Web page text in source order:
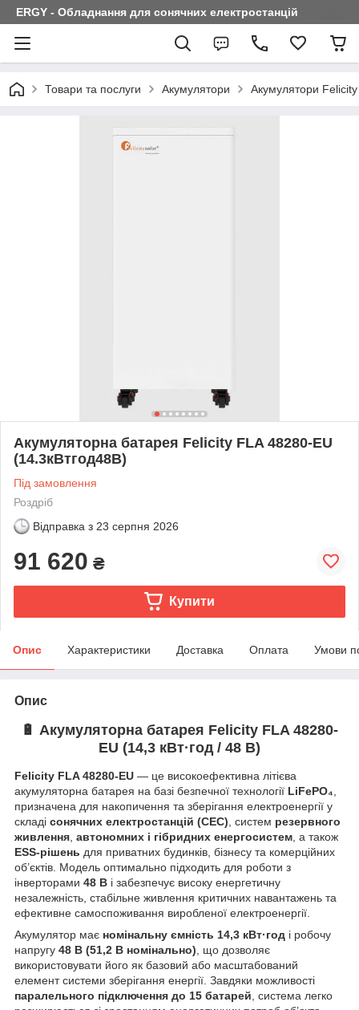
ERGY - Обладнання для сонячних електростанцій
Товари та послуги Акумулятори Акумулятори Felicity
Акумуляторна батарея Felicity FLA 48280-EU
(14.3кВтгод48В)
Під замовлення
Роздріб
Відправка з 23 серпня 2026
91 620 ₴
Купити
Опис Характеристики Доставка Оплата Умови
Опис
🔋 Акумуляторна батарея Felicity FLA 48280-
EU (14,3 кВт·год / 48 В)
Felicity FLA 48280-EU — це високоефективна літієва
акумуляторна батарея на базі безпечної технології LiFePO₄,
призначена для накопичення та зберігання електроенергії у
складі сонячних електростанцій (СЕС), систем резервного
живлення, автономних і гібридних енергосистем, а також
ESS-рішень для приватних будинків, бізнесу та комерційних
об’єктів. Модель оптимально підходить для роботи з
інверторами 48 В і забезпечує високу енергетичну
незалежність, стабільне живлення критичних навантажень та
ефективне самоспоживання виробленої електроенергії.
Акумулятор має номінальну ємність 14,3 кВт·год і робочу
напругу 48 В (51,2 В номінально), що дозволяє
використовувати його як базовий або масштабований
елемент системи зберігання енергії. Завдяки можливості
паралельного підключення до 15 батарей, система легко